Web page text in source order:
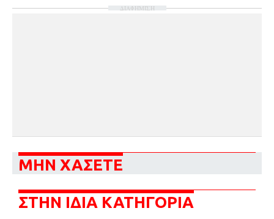
ΔΙΑΦΗΜΙΣΗ
ΜΗΝ ΧΑΣΕΤΕ
ΣΤΗΝ ΙΔΙΑ ΚΑΤΗΓΟΡΙΑ